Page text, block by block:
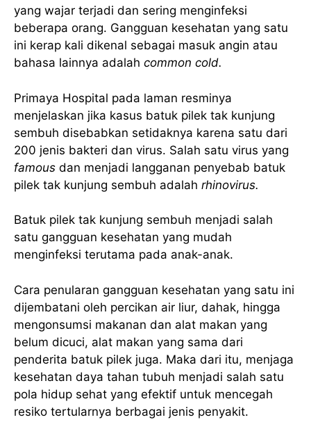
yang wajar terjadi dan sering menginfeksi
beberapa orang. Gangguan kesehatan yang satu
ini kerap kali dikenal sebagai masuk angin atau
bahasa lainnya adalah common cold.
Primaya Hospital pada laman resminya
menjelaskan jika kasus batuk pilek tak kunjung
sembuh disebabkan setidaknya karena satu dari
200 jenis bakteri dan virus. Salah satu virus yang
famous dan menjadi langganan penyebab batuk
pilek tak kunjung sembuh adalah rhinovirus.
Batuk pilek tak kunjung sembuh menjadi salah
satu gangguan kesehatan yang mudah
menginfeksi terutama pada anak-anak.
Cara penularan gangguan kesehatan yang satu ini
dijembatani oleh percikan air liur, dahak, hingga
mengonsumsi makanan dan alat makan yang
belum dicuci, alat makan yang sama dari
penderita batuk pilek juga. Maka dari itu, menjaga
kesehatan daya tahan tubuh menjadi salah satu
pola hidup sehat yang efektif untuk mencegah
resiko tertularnya berbagai jenis penyakit.